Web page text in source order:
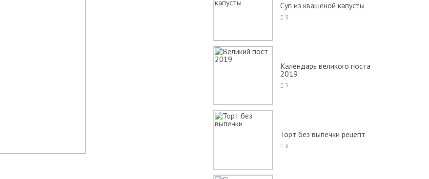
Суп из квашеной капусты
3
Календарь великого поста
2019
3
Торт без выпечки рецепт
3